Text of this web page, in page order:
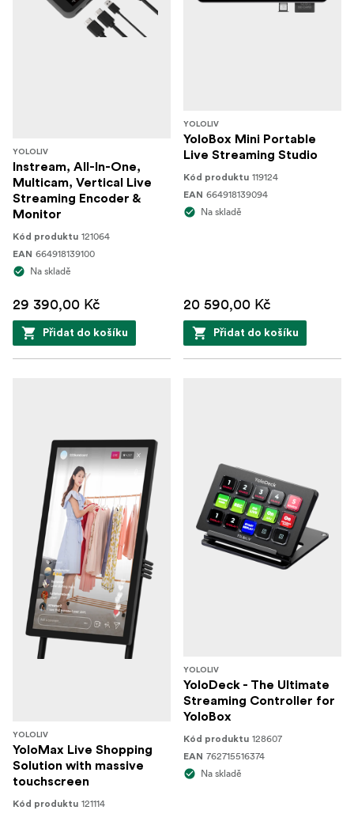
YOLOLIV
Instream, All-In-One,
Multicam, Vertical Live
Streaming Encoder &
Monitor
Kód produktu 121064
EAN 664918139100
Na skladě
29 390,00 Kč
Přidat do košíku
YOLOLIV
YoloBox Mini Portable
Live Streaming Studio
Kód produktu 119124
EAN 664918139094
Na skladě
20 590,00 Kč
Přidat do košíku
YOLOLIV
YoloMax Live Shopping
Solution with massive
touchscreen
Kód produktu 121114
YOLOLIV
YoloDeck - The Ultimate
Streaming Controller for
YoloBox
Kód produktu 128607
EAN 762715516374
Na skladě